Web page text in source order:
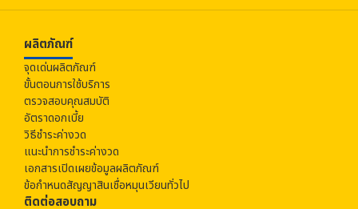
ผลิตภัณฑ์
จุดเด่นผลิตภัณฑ์
ขั้นตอนการใช้บริการ
ตรวจสอบคุณสมบัติ
อัตราดอกเบี้ย
วิธีชำระค่างวด
แนะนำการชำระค่างวด
เอกสารเปิดเผยข้อมูลผลิตภัณฑ์
ข้อกำหนดสัญญาสินเชื่อหมุนเวียนทั่วไป
ติดต่อสอบถาม